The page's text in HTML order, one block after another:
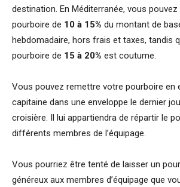
destination. En Méditerranée, vous pouvez
pourboire de 10 à 15% du montant de
hebdomadaire, hors frais et taxes, tandis
pourboire de 15 à 20% est coutume.
Vous pouvez remettre votre pourboire en
capitaine dans une enveloppe le dernier
croisière. Il lui appartiendra de répartir le
différents membres de l’équipage.
Vous pourriez être tenté de laisser un
généreux aux membres d’équipage que